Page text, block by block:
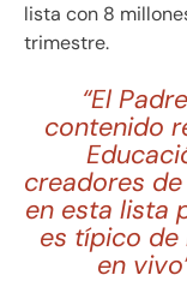
lista con 8
trimestre.
“El
contenido
creadores
en esta lista
es típico de
en